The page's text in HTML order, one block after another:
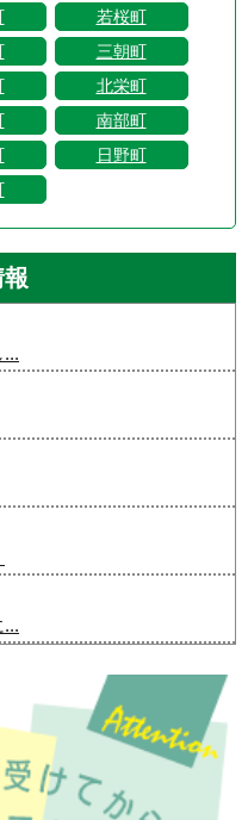
若桜町
三朝町
北栄町
南部町
日野町
...
...